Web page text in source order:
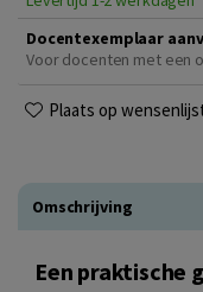
Docentexemplaar
Voor docenten met een
Plaats op
Omschrijving
Een praktische